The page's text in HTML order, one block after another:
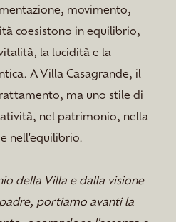
movimento,
coesistono in equilibrio,
la lucidità e la
A Villa Casagrande, il
ma uno stile di
nel patrimonio, nella
nell'equilibrio.
della Villa e dalla visione
portiamo avanti la